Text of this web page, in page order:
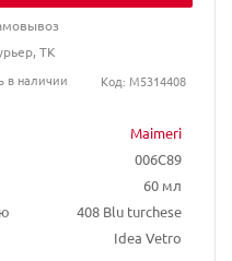
Maimeri
006C89
60 мл
408 Blu turchese
Idea Vetro
ТК
в наличии
Код: M5314408